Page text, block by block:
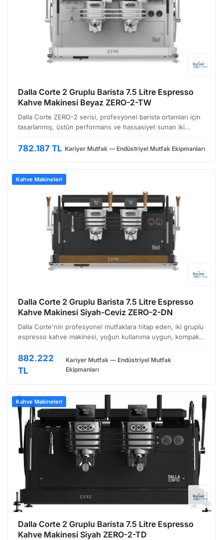
Dalla Corte 2 Gruplu Barista 7.5 Litre Espresso
Kahve Makinesi Beyaz ZERO-2-TW
Dalla Corte ZERO-2 serisi, profesyonel barista ortamları için
tasarlanmış, üstün performans ve hassasiyet sunan iki
stabilite teknolojileri ile dikkat çeken bu mode…
782.187 TL Kariyer Mutfak — Endüstriyel Mutfak Ekipmanları
Kahve Makineleri
Dalla Corte 2 Gruplu Barista 7.5 Litre Espresso
Kahve Makinesi Siyah-Ceviz ZERO-2-DN
Dalla Corte'nin profesyonel mutfaklara hitap eden, iki gruplu
espresso kahve makinesi, yoğun kullanıma uygun, kompakt
restoran ve otel gibi işletmeler için tasarlan…
882.222
TL
Kariyer Mutfak — Endüstriyel Mutfak
Ekipmanları
Kahve Makineleri
Dalla Corte 2 Gruplu Barista 7.5 Litre Espresso
Kahve Makinesi Siyah ZERO-2-TD